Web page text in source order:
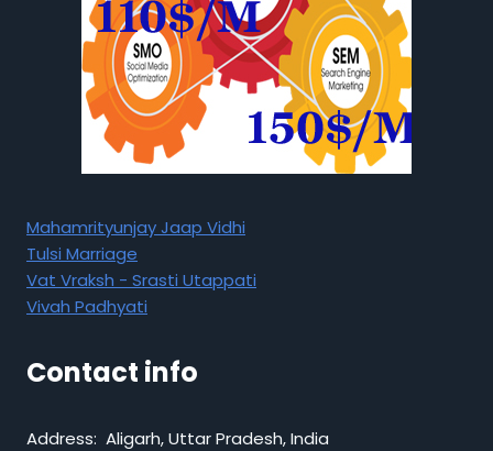
Mahamrityunjay Jaap Vidhi
Tulsi Marriage
Vat Vraksh - Srasti Utappati
Vivah Padhyati
Contact info
Address: Aligarh, Uttar Pradesh, India